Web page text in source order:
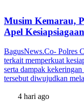
Musim Kemarau,
Apel
BagusNews.Co- Polres
terkait memperkuat
serta dampak
tersebut diwujudkan
4 hari ago